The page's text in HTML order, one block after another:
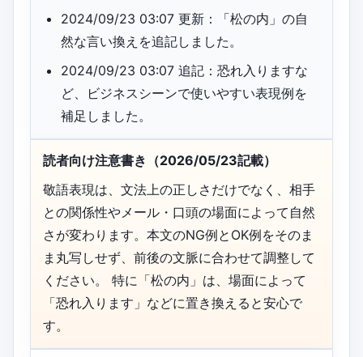
2024/09/23 03:07 更新：「松の内」の自
然な言い換えを追記しました。
2024/09/23 03:07 追記：恐れ入りますな
ど、ビジネスシーンで使いやすい表現例を
補足しました。
読者向け注意書き（2026/05/23記載）
敬語表現は、文法上の正しさだけでなく、相手
との関係性やメール・口頭の場面によって自然
さが変わります。本文のNG例とOK例をそのま
ま丸写しせず、前後の文脈に合わせて調整して
ください。 特に「松の内」は、場面によって
「恐れ入ります」などに置き換えると安心で
す。